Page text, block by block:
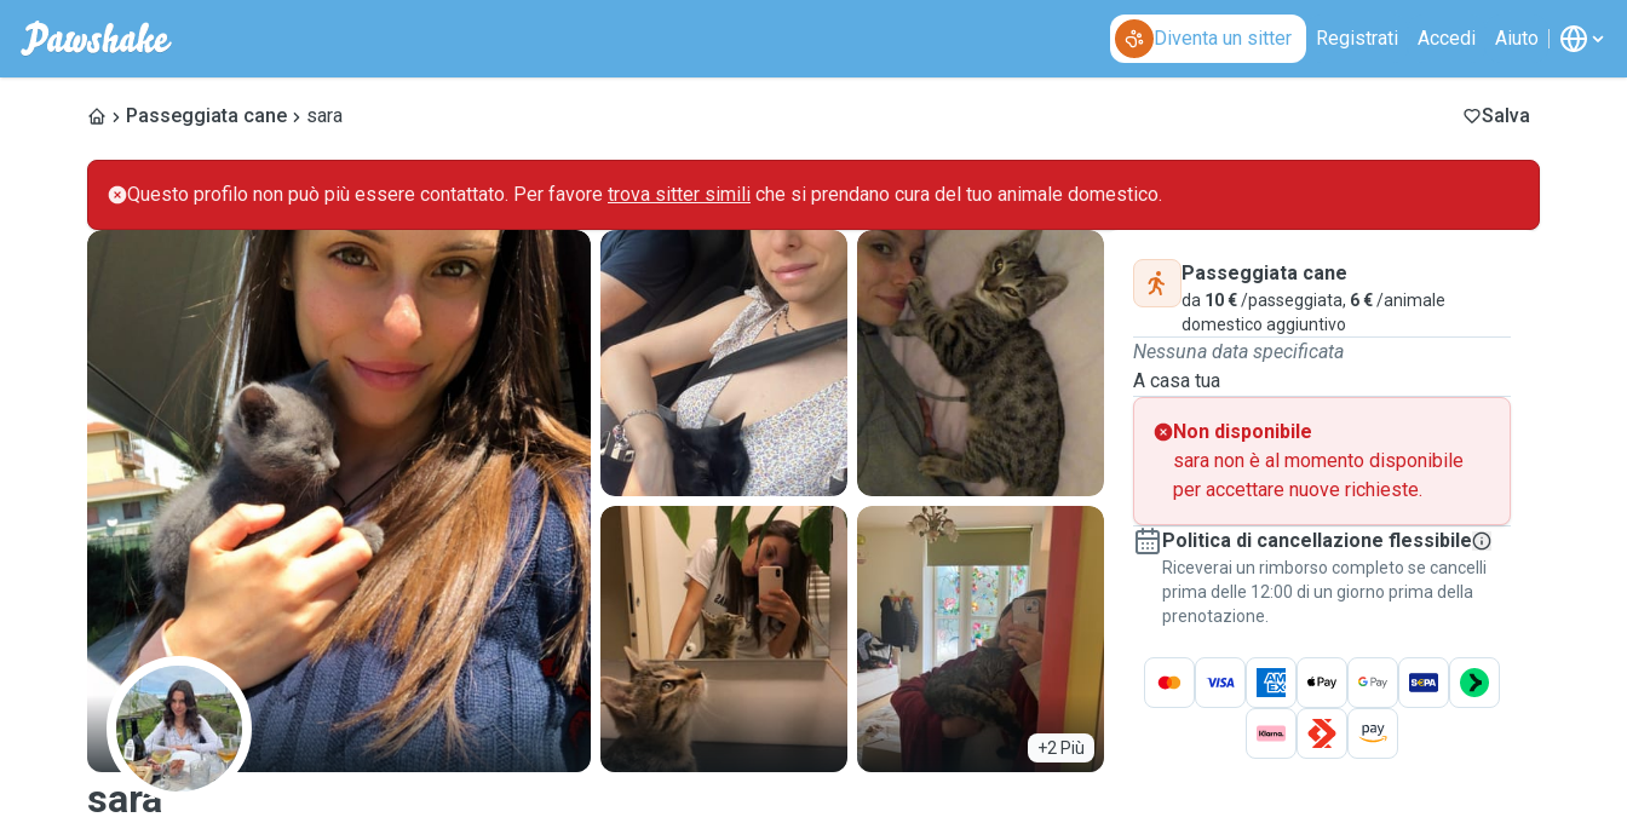
Diventa un sitter Registrati Accedi Aiuto
Passeggiata cane sara Salva
Questo profilo non può più essere contattato. Per favore trova sitter simili che si prendano cura del tuo animale domestico.
+2 Più
S
sara
Passeggiata cane
da 10 €/passeggiata, 6 €/animale
domestico aggiuntivo
Nessuna data specificata
A casa tua
Non disponibile
sara non è al momento disponibile
per accettare nuove richieste.
Politica di cancellazione flessibile
Riceverai un rimborso completo se cancelli
prima delle 12:00 di un giorno prima della
prenotazione.